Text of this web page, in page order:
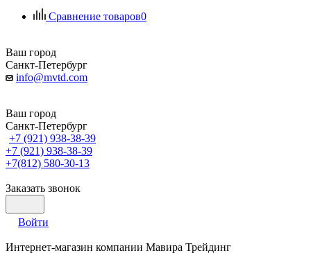
Сравнение товаров0
Ваш город
Санкт-Петербург
info@mvtd.com
Ваш город
Санкт-Петербург
+7 (921) 938-38-39
+7 (921) 938-38-39
+7(812) 580-30-13
Заказать звонок
Войти
Интернет-магазин компании Мавира Трейдинг